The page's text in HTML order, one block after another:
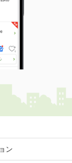
新４
珂４丁目
ン